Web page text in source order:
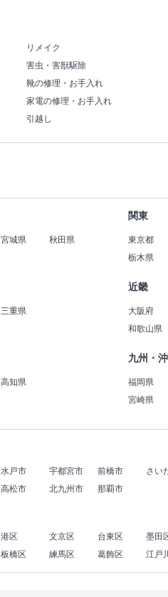
リメイク
害虫・害獣駆除
靴の修理・お手入れ
家電の修理・お手入れ
引越し
宮城県
秋田県
関東
東京都
栃木県
三重県
近畿
大阪府
和歌山県
高知県
九州・
福岡県
宮崎県
水戸市 宇都宮市 前橋市 さい
高松市 北九州市 那覇市
港区 文京区 台東区 墨田
板橋区 練馬区 葛飾区 江戸